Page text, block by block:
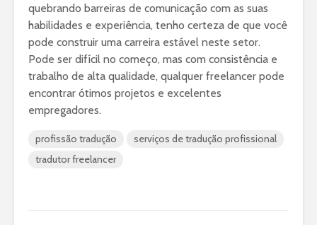
quebrando barreiras de comunicação com as suas
habilidades e experiência, tenho certeza de que você
pode construir uma carreira estável neste setor.
Pode ser difícil no começo, mas com consistência e
trabalho de alta qualidade, qualquer freelancer pode
encontrar ótimos projetos e excelentes
empregadores.
profissão tradução
serviços de tradução profissional
tradutor freelancer